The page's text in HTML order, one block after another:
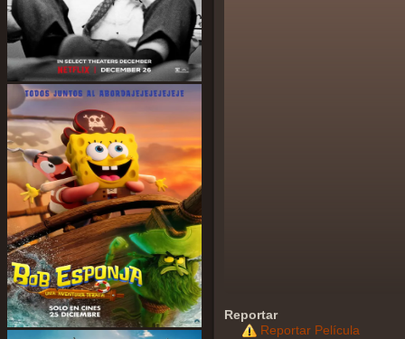
Reportar
Reportar Película